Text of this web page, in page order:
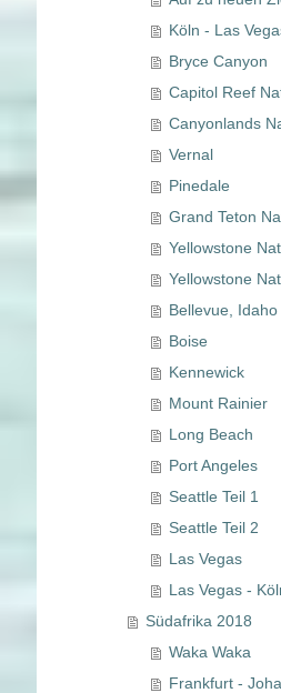
Köln - Las
Bryce Canyon
Capitol Reef
Canyonlands
Vernal
Pinedale
Grand Teton
Yellowstone
Yellowstone
Bellevue, Idaho
Boise
Kennewick
Mount Rainier
Long Beach
Port Angeles
Seattle Teil 1
Seattle Teil 2
Las Vegas
Las Vegas -
Südafrika 2018
Waka Waka
Frankfurt -